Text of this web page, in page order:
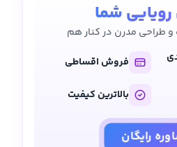
شما
و طراحی مدرن در کنار هم
فروش اقساطی
بالاترین کیفیت
رایگان